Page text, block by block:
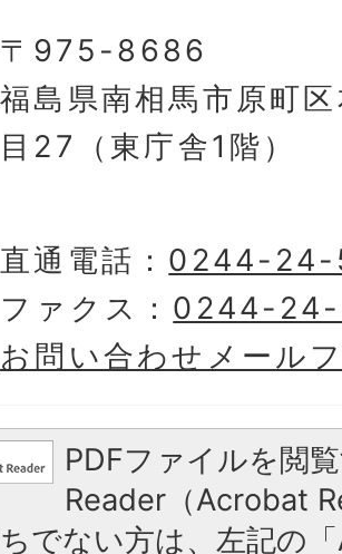
〒975-8686
福島県南相馬市原町
目27（東庁舎1階）
直通電話： 0244-
ファクス： 0244-
お問い合わせメール
PDFファイルを閲
Reader（Acrobat
でない方は、左記の